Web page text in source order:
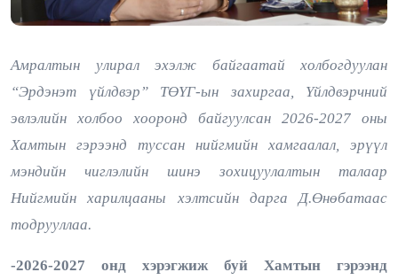
Амралтын улирал эхэлж байгаатай холбогдуулан
“Эрдэнэт үйлдвэр” ТӨҮГ-ын захиргаа, Үйлдвэрчний
эвлэлийн холбоо хооронд байгуулсан 2026-2027 оны
Хамтын гэрээнд туссан нийгмийн хамгаалал, эрүүл
мэндийн чиглэлийн шинэ зохицуулалтын талаар
Нийгмийн харилцааны хэлтсийн дарга Д.Өнөбатаас
тодрууллаа.
-2026-2027 онд хэрэгжиж буй Хамтын гэрээнд